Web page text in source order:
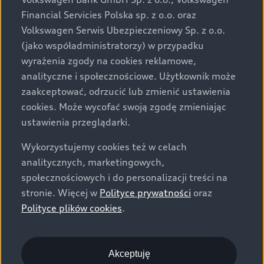
za dopłatą. Wiążące ustalenie ceny, wyposażenia i
specyfikacji pojazdu następują w umowie sprzedaży, a
określenie parametrów technicznych zawiera
świadectwo homologacji typu pojazdu. Zastrzegamy
sobie prawo do zmian i pomyłek. Wszelkie informacje
prezentowane na stronie są aktualne na dzień ich
zamieszczania. W celu uzyskania najnowszych
informacji prosimy kontaktować się z Partnerem Marki
Audi.
Wszystkie produkowane obecnie samochody marki Audi
są wykonywane z materiałów spełniających pod
względem możliwości odzysku i recyklingu wymagania
określone w normie ISO 22628 i są zgodne z
europejskimi świadectwami homologacji wydanymi wg
o.o. podlega obowiązkowi zapewnienia wszystkim
użytkownikom samochodów marki Volkswagen sieci
Financial Servicies Polska sp. z o.o. oraz
Volkswagen Serwis Ubezpieczeniowy Sp. z o.o.
(jako współadministratorzy) w przypadku
wyrażenia zgody na cookies reklamowe,
analityczne i społecznościowe. Użytkownik może
zaakceptować, odrzucić lub zmienić ustawienia
cookies. Może wycofać swoją zgodę zmieniając
ustawienia przeglądarki.
Wykorzystujemy cookies też w celach
analitycznych, marketingowych,
społecznościowych i do personalizacji treści na
stronie. Więcej w Polityce prywatności oraz
Polityce plików cookies.
Akceptuję